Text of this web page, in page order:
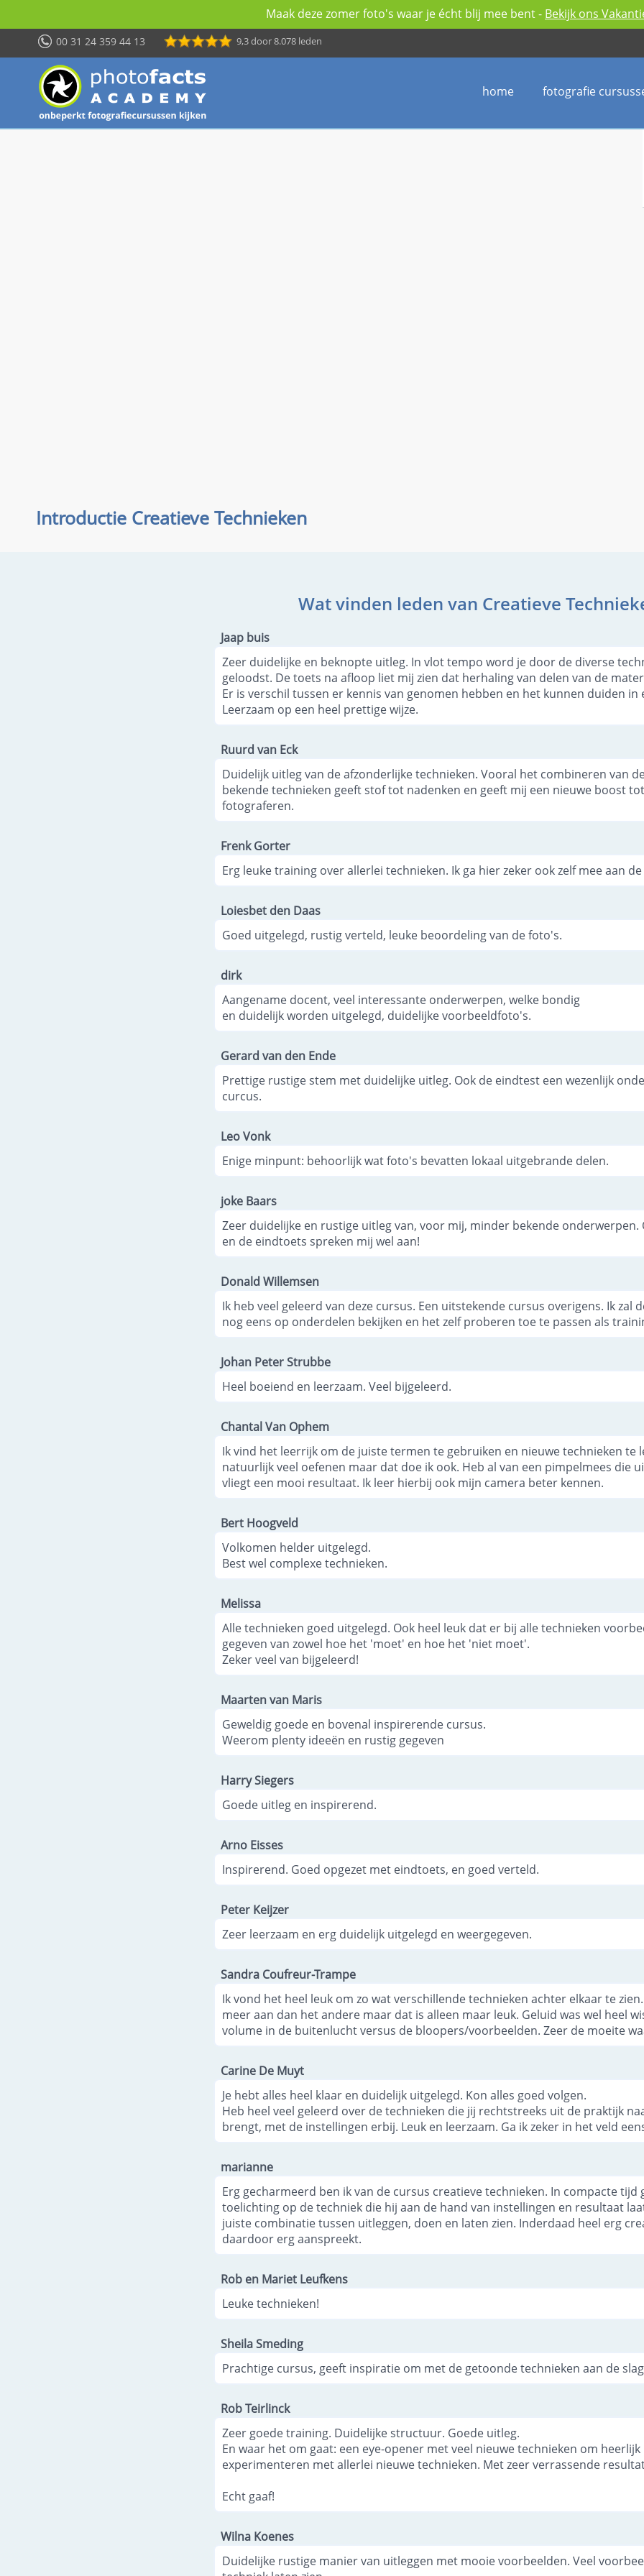
Maak deze zomer foto's waar je écht blij mee bent - Bekijk ons
00 31 24 359 44 13 9,3door 8.078 leden
fotografie
home
Introductie Creatieve Technieken
Wat vinden leden van Creatieve
Jaap buis
Zeer duidelijke en beknopte uitleg. In vlot tempo word je door de diverse
geloodst. De toets na afloop liet mij zien dat herhaling van delen van de
Er is verschil tussen er kennis van genomen hebben en het kunnen duiden in
Leerzaam op een heel prettige wijze.
Ruurd van Eck
Duidelijk uitleg van de afzonderlijke technieken. Vooral het combineren van
bekende technieken geeft stof tot nadenken en geeft mij een nieuwe boost
fotograferen.
Frenk Gorter
Erg leuke training over allerlei technieken. Ik ga hier zeker ook zelf mee aan de
Loiesbet den Daas
Goed uitgelegd, rustig verteld, leuke beoordeling van de foto's.
dirk
Aangename docent, veel interessante onderwerpen, welke bondig
en duidelijk worden uitgelegd, duidelijke voorbeeldfoto's.
Gerard van den Ende
Prettige rustige stem met duidelijke uitleg. Ook de eindtest een wezenlijk
curcus.
Leo Vonk
Enige minpunt: behoorlijk wat foto's bevatten lokaal uitgebrande delen.
joke Baars
Zeer duidelijke en rustige uitleg van, voor mij, minder bekende onderwerpen.
en de eindtoets spreken mij wel aan!
Donald Willemsen
Ik heb veel geleerd van deze cursus. Een uitstekende cursus overigens. Ik zal
nog eens op onderdelen bekijken en het zelf proberen toe te passen als
Johan Peter Strubbe
Heel boeiend en leerzaam. Veel bijgeleerd.
Chantal Van Ophem
Ik vind het leerrijk om de juiste termen te gebruiken en nieuwe technieken te
natuurlijk veel oefenen maar dat doe ik ook. Heb al van een pimpelmees die
vliegt een mooi resultaat. Ik leer hierbij ook mijn camera beter kennen.
Bert Hoogveld
Volkomen helder uitgelegd.
Best wel complexe technieken.
Melissa
Alle technieken goed uitgelegd. Ook heel leuk dat er bij alle technieken
gegeven van zowel hoe het 'moet' en hoe het 'niet moet'.
Zeker veel van bijgeleerd!
Maarten van Maris
Geweldig goede en bovenal inspirerende cursus.
Weerom plenty ideeën en rustig gegeven
Harry Siegers
Goede uitleg en inspirerend.
Arno Eisses
Inspirerend. Goed opgezet met eindtoets, en goed verteld.
Peter Keijzer
Zeer leerzaam en erg duidelijk uitgelegd en weergegeven.
Sandra Coufreur-Trampe
Ik vond het heel leuk om zo wat verschillende technieken achter elkaar te
meer aan dan het andere maar dat is alleen maar leuk. Geluid was wel heel
volume in de buitenlucht versus de bloopers/voorbeelden. Zeer de moeite
Carine De Muyt
Je hebt alles heel klaar en duidelijk uitgelegd. Kon alles goed volgen.
Heb heel veel geleerd over de technieken die jij rechtstreeks uit de praktijk
brengt, met de instellingen erbij. Leuk en leerzaam. Ga ik zeker in het veld
marianne
Erg gecharmeerd ben ik van de cursus creatieve technieken. In compacte tijd
toelichting op de techniek die hij aan de hand van instellingen en resultaat
juiste combinatie tussen uitleggen, doen en laten zien. Inderdaad heel erg
daardoor erg aanspreekt.
Rob en Mariet Leufkens
Leuke technieken!
Sheila Smeding
Prachtige cursus, geeft inspiratie om met de getoonde technieken aan de
Rob Teirlinck
Zeer goede training. Duidelijke structuur. Goede uitleg.
En waar het om gaat: een eye-opener met veel nieuwe technieken om heerlijk
experimenteren met allerlei nieuwe technieken. Met zeer verrassende
Echt gaaf!
Wilna Koenes
Duidelijke rustige manier van uitleggen met mooie voorbeelden. Veel